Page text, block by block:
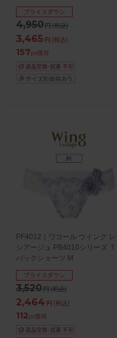
4,950円(税込)
プライスダウン
3,465 円 (税込)
157pt獲得
PF4012｜ワコール ウイング レ
シアージュ PB4010シリーズ Ｔ
バックショーツ M
3,520円(税込)
プライスダウン
2,464 円 (税込)
112pt獲得